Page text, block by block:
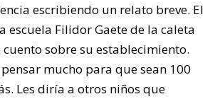
escribiendo un relato breve. El
escuela Filidor Gaete de la caleta
sobre su establecimiento.
mucho para que sean 100
Les diría a otros niños que